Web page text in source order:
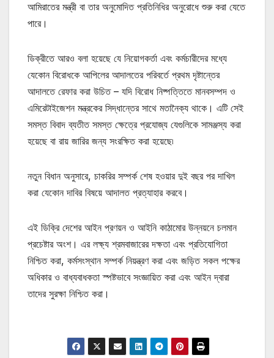
আমিরাতের মন্ত্রী বা তার অনুমোদিত প্রতিনিধির অনুরোধে শুরু করা যেতে
পারে।
ডিক্রীতে আরও বলা হয়েছে যে নিয়োগকর্তা এবং কর্মচারীদের মধ্যে
যেকোন বিরোধকে আপিলের আদালতের পরিবর্তে প্রথম দৃষ্টান্তের
আদালতে রেফার করা উচিত – যদি বিরোধ নিষ্পত্তিতে মানবসম্পদ ও
এমিরেটাইজেশন মন্ত্রকের সিদ্ধান্তের সাথে মতানৈক্য থাকে। এটি সেই
সমস্ত বিবাদ ব্যতীত সমস্ত ক্ষেত্রে প্রযোজ্য যেগুলিকে সামঞ্জস্য করা
হয়েছে বা রায় জারির জন্য সংরক্ষিত করা হয়েছে৷
নতুন বিধান অনুসারে, চাকরির সম্পর্ক শেষ হওয়ার দুই বছর পর দাখিল
করা যেকোন দাবির বিষয়ে আদালত প্রত্যাহার করবে।
এই ডিক্রি দেশের আইন প্রণয়ন ও আইনি কাঠামোর উন্নয়নে চলমান
প্রচেষ্টার অংশ। এর লক্ষ্য শ্রমবাজারের দক্ষতা এবং প্রতিযোগিতা
নিশ্চিত করা, কর্মসংস্থান সম্পর্ক নিয়ন্ত্রণ করা এবং জড়িত সকল পক্ষের
অধিকার ও বাধ্যবাধকতা স্পষ্টভাবে সংজ্ঞায়িত করা এবং আইন দ্বারা
তাদের সুরক্ষা নিশ্চিত করা।